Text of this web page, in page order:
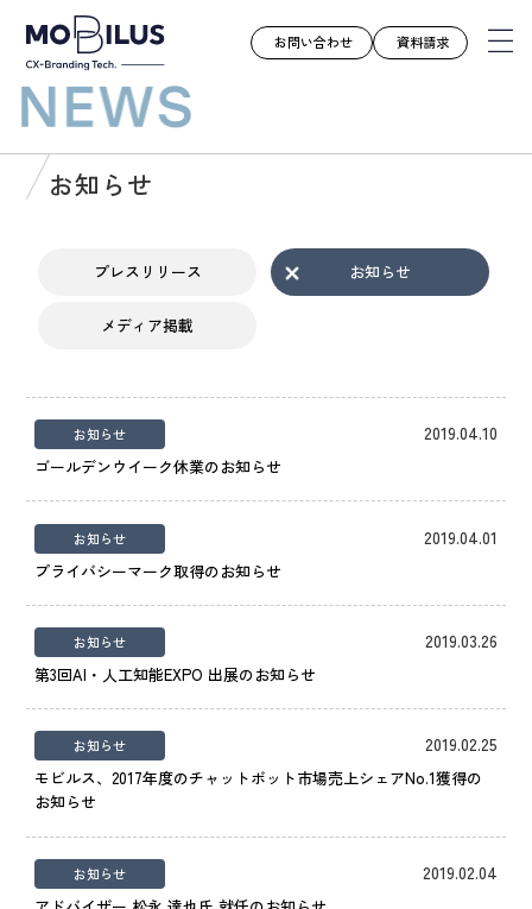
モビルスとは
導入事例
お知らせ
お役立ち資料
会社案内
採用情報
IR情報
CX向上情報サイト
お問い合わせ 資料請求
お知らせ
プレスリリース お知らせ
メディア掲載
お知らせ 2019.04.10
ゴールデンウイーク休業のお知らせ
お知らせ 2019.04.01
プライバシーマーク取得のお知らせ
お知らせ 2019.03.26
第3回AI・人工知能EXPO 出展のお知らせ
お知らせ 2019.02.25
モビルス、2017年度のチャットボット市場売上シェアNo.1獲得の
お知らせ
お知らせ 2019.02.04